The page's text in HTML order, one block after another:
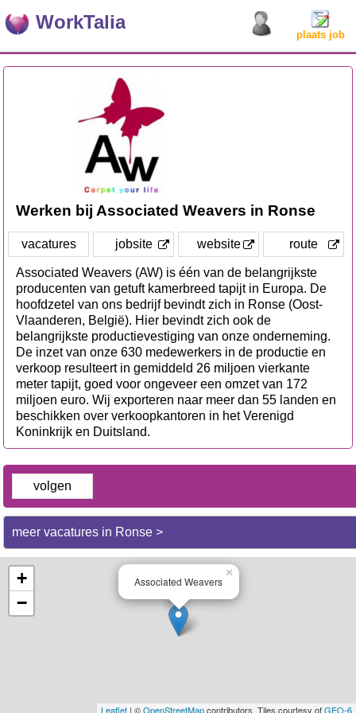
WorkTalia
plaats job
Werken bij Associated Weavers in Ronse
vacatures jobsite website route
Associated Weavers (AW) is één van de belangrijkste
producenten van getuft kamerbreed tapijt in Europa. De
hoofdzetel van ons bedrijf bevindt zich in Ronse (Oost-
Vlaanderen, België). Hier bevindt zich ook de
belangrijkste productievestiging van onze onderneming.
De inzet van onze 630 medewerkers in de productie en
verkoop resulteert in gemiddeld 26 miljoen vierkante
meter tapijt, goed voor ongeveer een omzet van 172
miljoen euro. Wij exporteren naar meer dan 55 landen en
beschikken over verkoopkantoren in het Verenigd
Koninkrijk en Duitsland.
volgen
meer vacatures in Ronse >
Associated Weavers
×
+
−
Leaflet | ©OpenStreetMapcontributors, Tiles courtesy ofGEO-6